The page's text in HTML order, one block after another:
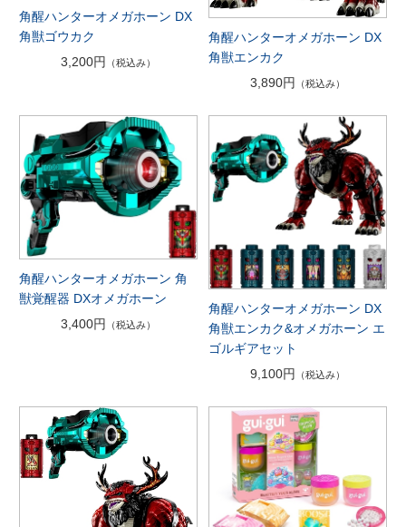
角醒ハンターオメガホーン DX
角獣ゴウカク
3,200円
（税込み）
角醒ハンターオメガホーン DX
角獣エンカク
3,890円
（税込み）
角醒ハンターオメガホーン 角
獣覚醒器 DXオメガホーン
3,400円
（税込み）
角醒ハンターオメガホーン DX
角獣エンカク&オメガホーン エ
ゴルギアセット
9,100円
（税込み）